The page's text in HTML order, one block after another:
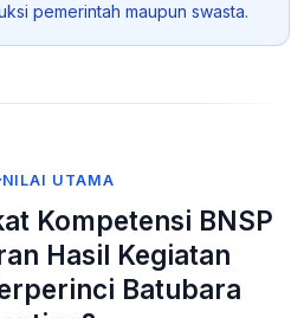
pemerintah maupun swasta.
NILAI UTAMA
Kompetensi BNSP
Hasil Kegiatan
Batubara